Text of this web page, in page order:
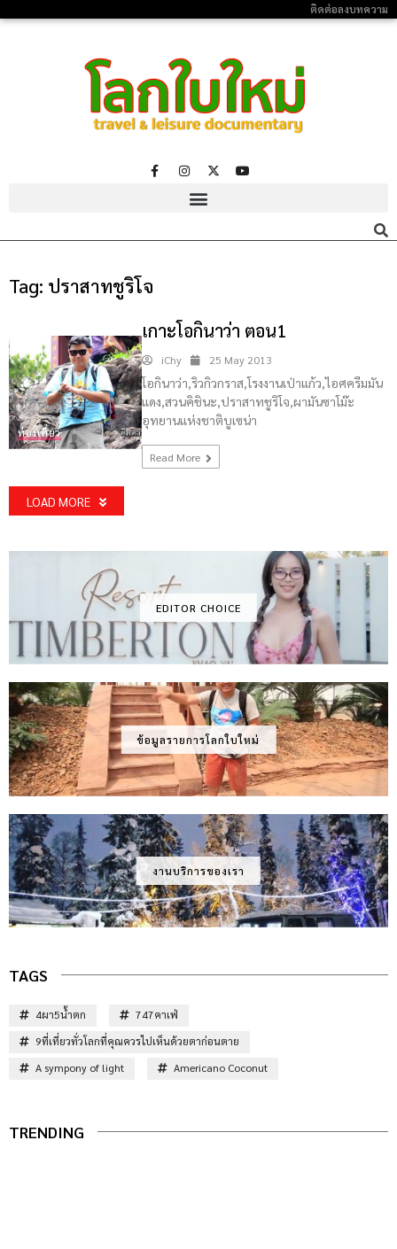
ติดต่อลงบทความ
Tag: ปราสาทชูริโจ
ท่องเที่ยว
เกาะโอกินาว่า ตอน1
iChy 25 May 2013
โอกินาว่า,ริวกิวกราส,โรงงานเป่าแก้ว,ไอศครีมมัน
แดง,สวนคิชินะ,ปราสาทชูริโจ,ผามันซาโม๊ะ
อุทยานแห่งชาติบูเซน่า
Read More
LOAD MORE
EDITOR CHOICE
ข้อมูลรายการโลกใบใหม่
งานบริการของเรา
TAGS
4ผา5น้ำตก
747คาเฟ่
9ที่เที่ยวทั่วโลกที่คุณควรไปเห็นด้วยตาก่อนตาย
A sympony of light
Americano Coconut
TRENDING